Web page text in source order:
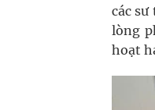
các
lòng
hoạt